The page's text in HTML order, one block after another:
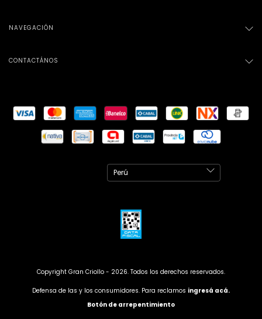
NAVEGACIÓN
CONTACTÁNOS
Copyright Gran Criollo - 2026. Todos los derechos reservados.
Defensa de las y los consumidores. Para reclamos ingresá acá.
Botón de arrepentimiento